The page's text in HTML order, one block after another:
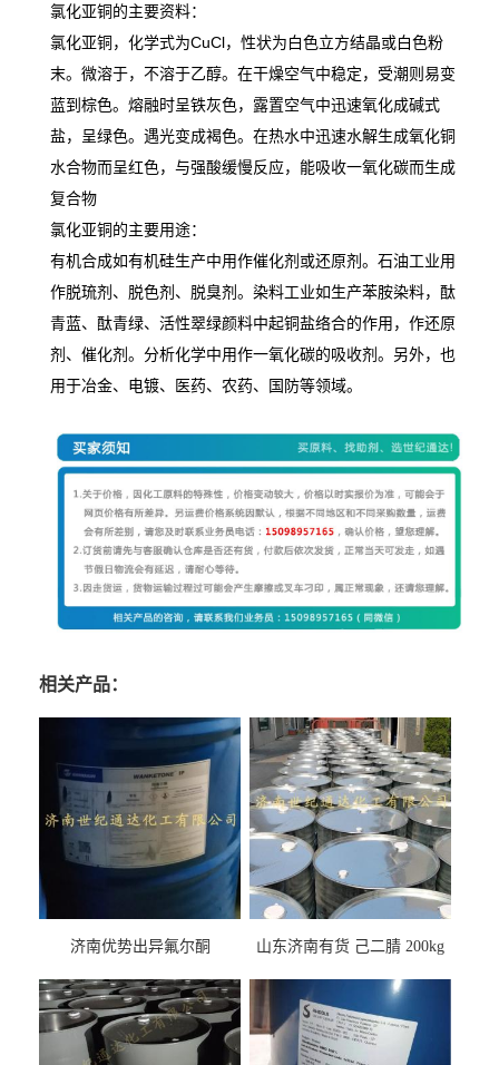
氯化亚铜的主要资料：
氯化亚铜，化学式为CuCl，性状为白色立方结晶或白色粉
末。微溶于，不溶于乙醇。在干燥空气中稳定，受潮则易变
蓝到棕色。熔融时呈铁灰色，露置空气中迅速氧化成碱式
盐，呈绿色。遇光变成褐色。在热水中迅速水解生成氧化铜
水合物而呈红色，与强酸缓慢反应，能吸收一氧化碳而生成
复合物
氯化亚铜的主要用途：
有机合成如有机硅生产中用作催化剂或还原剂。石油工业用
作脱琉剂、脱色剂、脱臭剂。染料工业如生产苯胺染料，酞
青蓝、酞青绿、活性翠绿颜料中起铜盐络合的作用，作还原
剂、催化剂。分析化学中用作一氧化碳的吸收剂。另外，也
用于冶金、电镀、医药、农药、国防等领域。
相关产品：
济南优势出异氟尔酮
山东济南有货 己二腈 200kg